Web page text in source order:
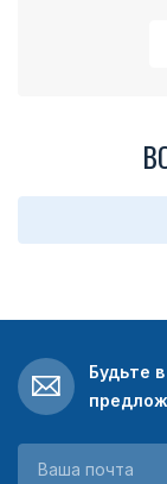
Будьте